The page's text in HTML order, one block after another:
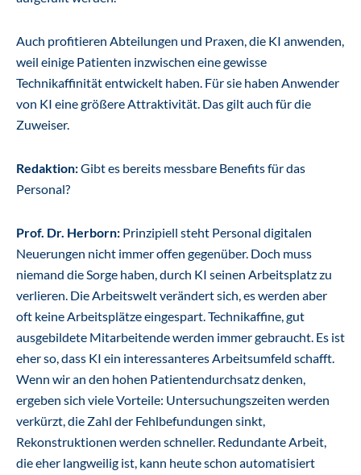
Auch profitieren Abteilungen und Praxen, die KI anwenden,
weil einige Patienten inzwischen eine gewisse
Technikaffinität entwickelt haben. Für sie haben Anwender
von KI eine größere Attraktivität. Das gilt auch für die
Zuweiser.
Redaktion:Gibt es bereits messbare Benefits für das
Personal?
Prof. Dr. Herborn: Prinzipiell steht Personal digitalen
Neuerungen nicht immer offen gegenüber. Doch muss
niemand die Sorge haben, durch KI seinen Arbeitsplatz zu
verlieren. Die Arbeitswelt verändert sich, es werden aber
oft keine Arbeitsplätze eingespart. Technikaffine, gut
ausgebildete Mitarbeitende werden immer gebraucht. Es ist
eher so, dass KI ein interessanteres Arbeitsumfeld schafft.
Wenn wir an den hohen Patientendurchsatz denken,
ergeben sich viele Vorteile: Untersuchungszeiten werden
verkürzt, die Zahl der Fehlbefundungen sinkt,
Rekonstruktionen werden schneller. Redundante Arbeit,
die eher langweilig ist, kann heute schon automatisiert